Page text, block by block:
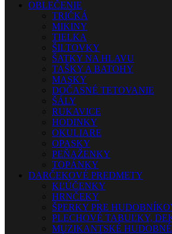
OBLEČENIE
TRIČKÁ
MIKINY
TIELKA
ŠILTOVKY
ŠATKY NA HLAVU
TAŠKY A BATOHY
MASKY
DOČASNÉ TETOVANIE
ŠÁLY
RUKAVICE
HODINKY
OKULIARE
OPASKY
PEŇAŽENKY
TOPÁNKY
DARČEKOVÉ PREDMETY
KĽÚČENKY
HRNČEKY
ŠPERKY PRE
PLECHOVÉ TABUĽKY,
MUZIKANTSKÉ